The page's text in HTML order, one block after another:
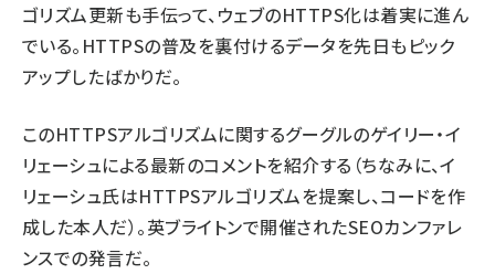
ゴリズム更新も手伝って、ウェブのHTTPS化は着実に進ん
でいる。 HTTPSの普及を裏付けるデータを先日もピック
アップしたばかりだ。
このHTTPSアルゴリズムに関するグーグルのゲイリー・イ
リェーシュによる最新のコメントを紹介する（ちなみに、イ
リェーシュ氏はHTTPSアルゴリズムを提案し、コードを作
成した本人だ）。英ブライトンで開催されたSEOカンファレ
ンスでの発言だ。